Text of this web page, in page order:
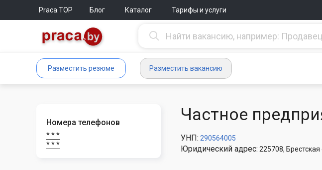
Praca.TOP Блог Каталог Тарифы и услуги
Разместить резюме Разместить вакансию
Номера телефонов
* * *
* * *
Частное
УНП: 290564005
Юридический адрес: 225708,